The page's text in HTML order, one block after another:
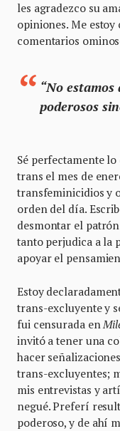
les agradezco su
opiniones. Me
comentarios
“No
poderosos
Sé perfectamente
trans el mes de
transfeminicidios y
orden del día.
desmontar el
tanto perjudica a la
apoyar el
Estoy
trans-excluyente y
fui censurada en
invitó a tener una
hacer
trans-excluyentes;
mis entrevistas y
negué. Preferí
poderoso, y de ahí